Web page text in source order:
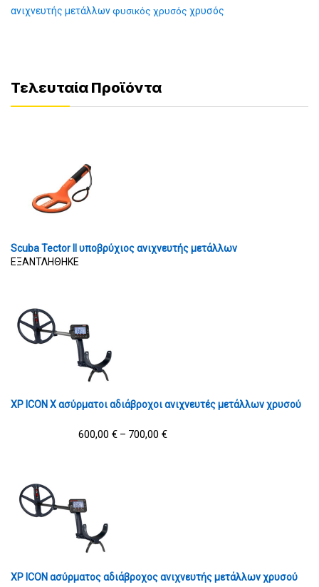
ανιχνευτής μετάλλωνφυσικός χρυσός χρυσός
Τελευταία Προϊόντα
Scuba Tector II υποβρύχιος ανιχνευτής μετάλλων
ΕΞΑΝΤΛΗΘΗΚΕ
XP ICON X ασύρματοι αδιάβροχοι ανιχνευτές μετάλλων χρυσού
600,00 € – 700,00 €
XP ICON ασύρματος αδιάβροχος ανιχνευτής μετάλλων χρυσού